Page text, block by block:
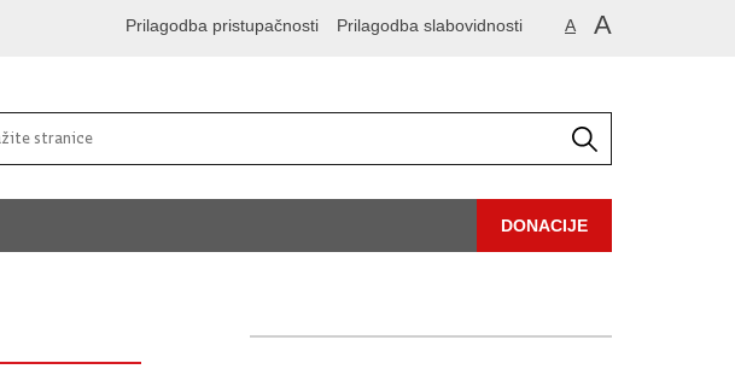
A A
Prilagodba pristupačnosti Prilagodba slabovidnosti
DONACIJE